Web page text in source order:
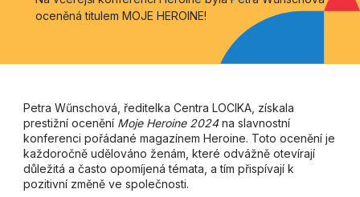
oceněná titulem MOJE HEROINE!
Petra Wűnschová, ředitelka Centra LOCIKA, získala
prestižní ocenění Moje Heroine 2024na slavnostní
konferenci pořádané magazínem Heroine. Toto ocenění je
každoročně udělováno ženám, které odvážně otevírají
důležitá a často opomíjená témata, a tím přispívají k
pozitivní změně ve společnosti.